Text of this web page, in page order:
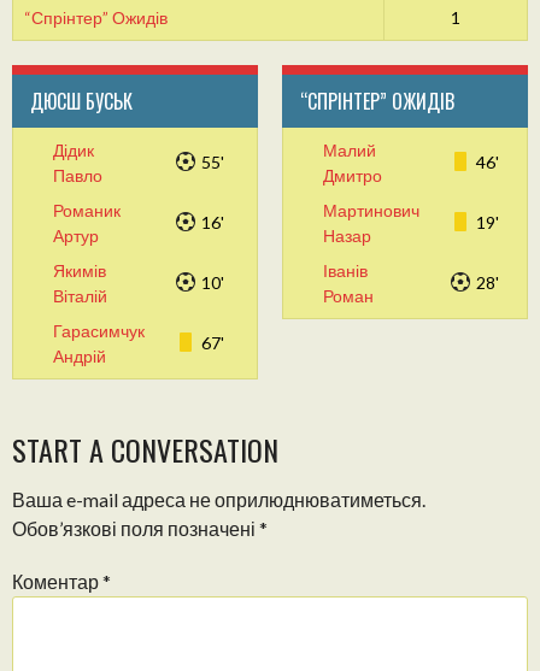
“Спрінтер” Ожидів 1
ДЮСШ БУСЬК
Дідик
Павло
55'
Романик
Артур
16'
Якимів
Віталій
10'
Гарасимчук
Андрій
67'
“СПРІНТЕР” ОЖИДІВ
Малий
Дмитро
46'
Мартинович
Назар
19'
Іванів
Роман
28'
START A CONVERSATION
Ваша e-mail адреса не оприлюднюватиметься.
Обов’язкові поля позначені *
Коментар*